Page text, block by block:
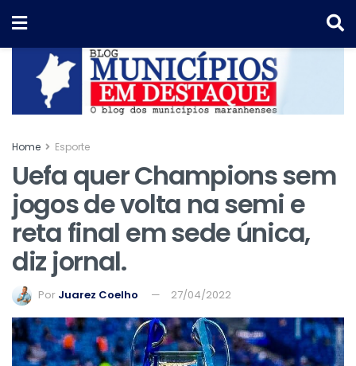
Home Esporte
Uefa quer Champions sem
jogos de volta na semi e
reta final em sede única,
diz jornal.
Por Juarez Coelho 27/04/2022